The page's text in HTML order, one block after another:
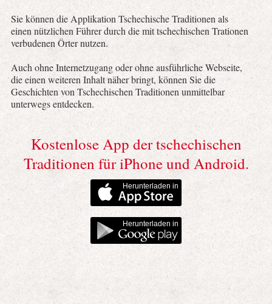
Sie können die Applikation Tschechische Traditionen als
einen nützlichen Führer durch die mit tschechischen Trationen
verbudenen Örter nutzen.
Auch ohne Internetzugang oder ohne ausführliche Webseite,
die einen weiteren Inhalt näher bringt, können Sie die
Geschichten von Tschechischen Traditionen unmittelbar
unterwegs entdecken.
Kostenlose App der tschechischen
Traditionen für iPhone und Android.
Herunterladen in
Herunterladen in